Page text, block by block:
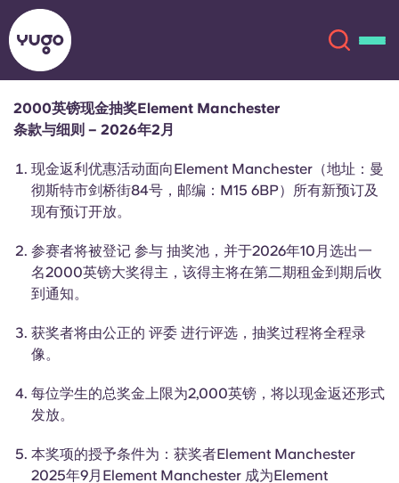
关于我们
地点
更多
English (US)
选择一个国家
选择一个城市
English (GB)
English (US)
Català
Italian French
2000英镑现金抽奖Element Manchester
条款与细则 – 2026年2月
现金返利优惠活动面向Element Manchester（地址：曼
彻斯特市剑桥街84号，邮编：M15 6BP）所有新预订及
现有预订开放。
参赛者将被登记 参与 抽奖池，并于2026年10月选出一
名2000英镑大奖得主，该得主将在第二期租金到期后收
到通知。
获奖者将由公正的 评委 进行评选，抽奖过程将全程录
像。
每位学生的总奖金上限为2,000英镑，将以现金返还形式
发放。
本奖项的授予条件为：获奖者Element Manchester
2025年9月Element Manchester 成为Element